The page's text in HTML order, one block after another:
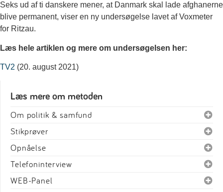
Seks ud af ti danskere mener, at Danmark skal lade afghanerne
blive permanent, viser en ny undersøgelse lavet af Voxmeter
for Ritzau.
Læs hele artiklen og mere om undersøgelsen her:
TV2 (20. august 2021)
Læs mere om metoden
Om politik & samfund
Stikprøver
Opnåelse
Telefoninterview
WEB-Panel